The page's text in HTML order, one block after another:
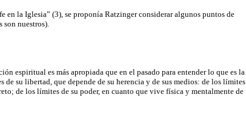
la Iglesia” (3), se proponía Ratzinger considerar algunos puntos de
son nuestros).
espiritual es más apropiada que en el pasado para entender lo que es la
de su libertad, que depende de su herencia y de sus medios: de los límites
de los límites de su poder, en cuanto que vive física y mentalmente de